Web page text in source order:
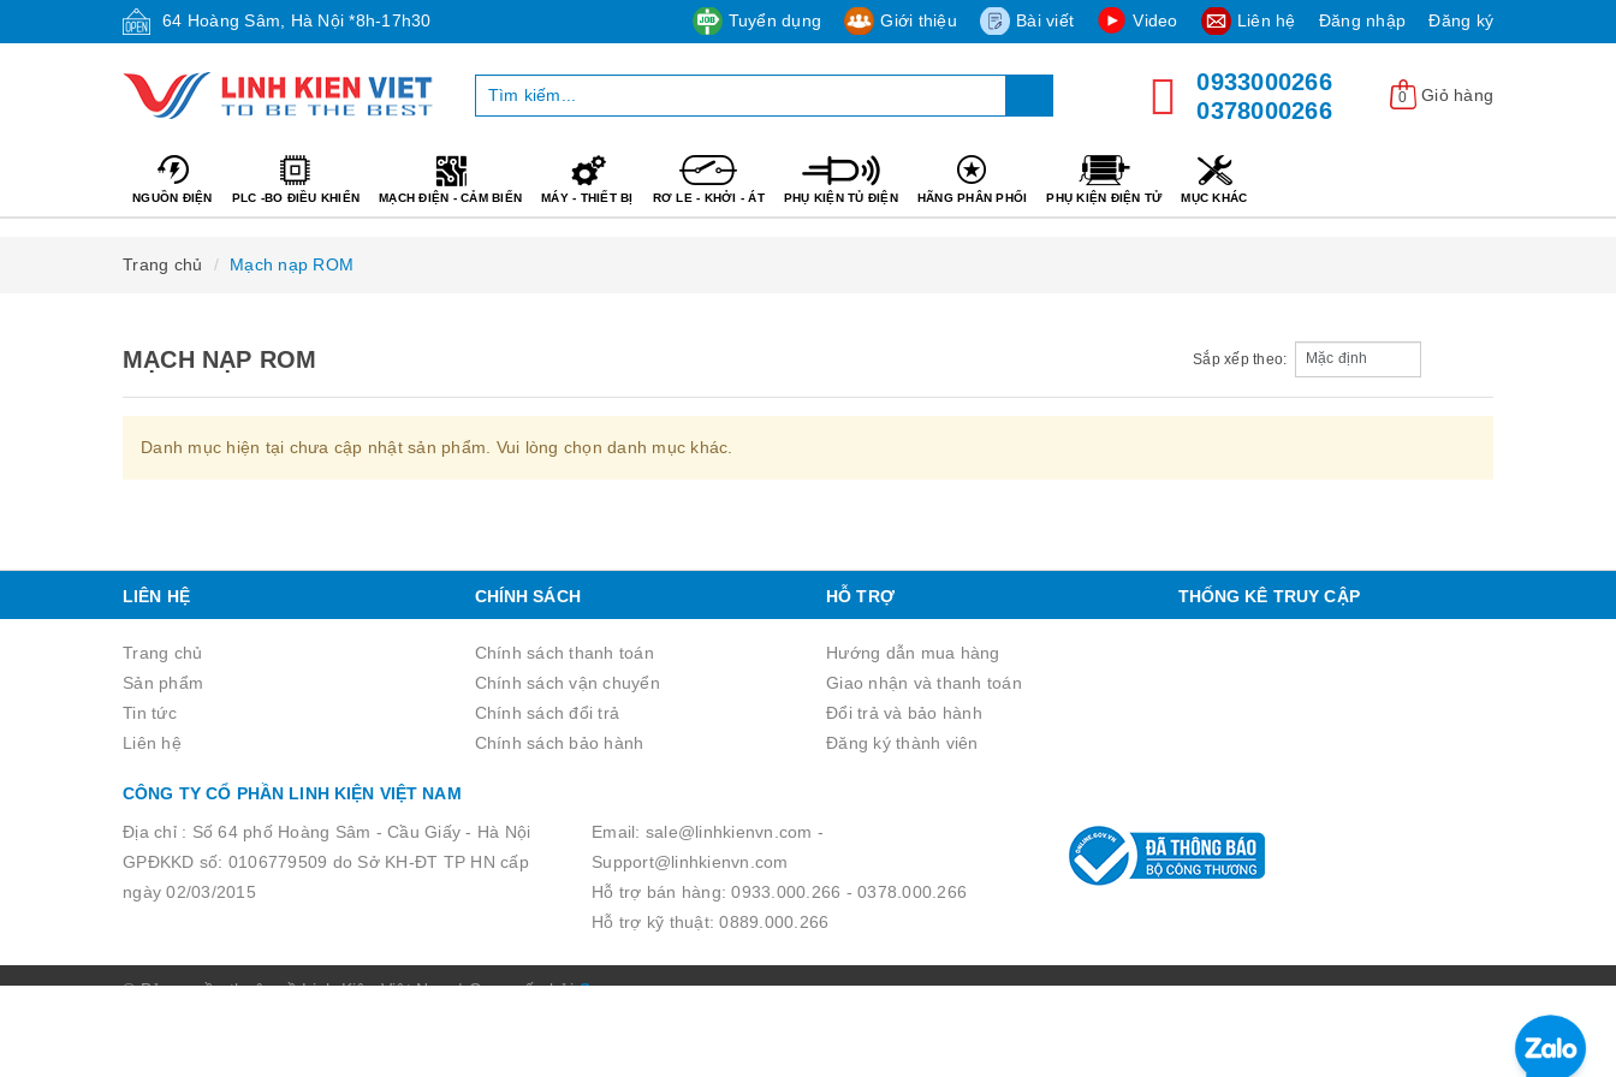
64 Hoàng Sâm, Hà Nội *8h-17h30 Tuyển dụng Giới thiệu Bài viết Video Liên hệ Đăng nhập Đăng ký
0933000266
0378000266
0 Giỏ hàng
NGUỒN ĐIỆN PLC -BO ĐIỀU KHIỂN MẠCH ĐIỆN - CẢM BIẾN MÁY - THIẾT BỊ RƠ LE - KHỞI - ÁT PHỤ KIỆN TỦ ĐIỆN HÃNG PHÂN PHỐI PHỤ KIỆN ĐIỆN TỬ MỤC KHÁC
Trang chủ Mạch nạp ROM
MẠCH NẠP ROM Sắp xếp theo:
Danh mục hiện tại chưa cập nhật sản phẩm. Vui lòng chọn danh mục khác.
LIÊN HỆ
Trang chủ
Sản phẩm
Tin tức
Liên hệ
CHÍNH SÁCH
Chính sách thanh toán
Chính sách vận chuyển
Chính sách đổi trả
Chính sách bảo hành
HỖ TRỢ
Hướng dẫn mua hàng
Giao nhận và thanh toán
Đổi trả và bảo hành
Đăng ký thành viên
THỐNG KÊ TRUY CẬP
CÔNG TY CỔ PHẦN LINH KIỆN VIỆT NAM
Địa chỉ : Số 64 phố Hoàng Sâm - Cầu Giấy - Hà Nội
GPĐKKD số: 0106779509 do Sở KH-ĐT TP HN cấp
ngày 02/03/2015
Email: sale@linhkienvn.com -
Support@linhkienvn.com
Hỗ trợ bán hàng: 0933.000.266 - 0378.000.266
Hỗ trợ kỹ thuật: 0889.000.266
© Bản quyền thuộc về Linh Kiện Việt Nam |Cung cấp bởiSapo